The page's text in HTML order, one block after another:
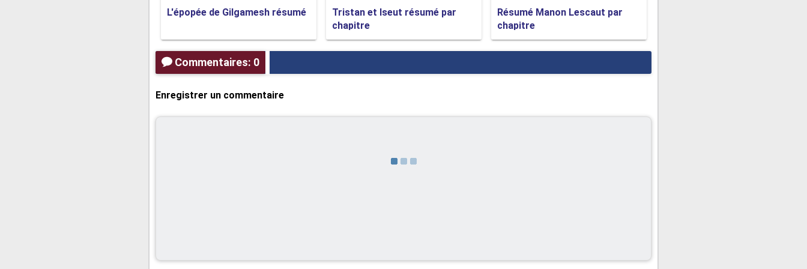
théâtre classique et intemporelle.
Résumé Manon Lescaut par
chapitre
Tristan et Iseut résumé par
chapitre
L'épopée de Gilgamesh résumé
Commentaires: 0
Enregistrer un commentaire